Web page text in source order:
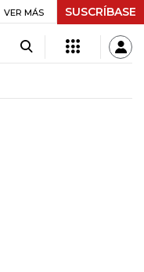
UVR $ 416,86 +$ 0,05
VER MÁS SUSCRÍBASE